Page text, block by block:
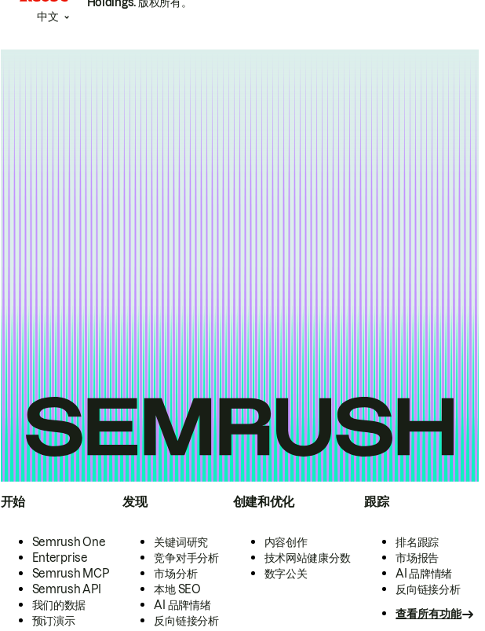
开始
Semrush One
Enterprise
Semrush MCP
Semrush API
我们的数据
预订演示
发现
关键词研究
竞争对手分析
市场分析
本地 SEO
AI 品牌情绪
反向链接分析
创建和优化
内容创作
技术网站健康分数
数字公关
跟踪
排名跟踪
市场报告
AI 品牌情绪
反向链接分析
查看所有功能
中文